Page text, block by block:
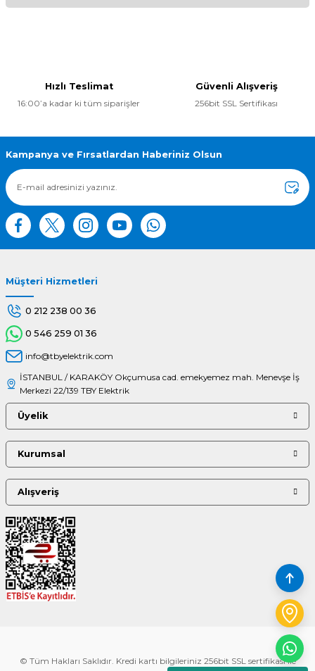
Ürün bilgilerinde hatalar bulunuyor.
Ürün fiyatı diğer sitelerden daha pahalı.
Bu ürüne benzer farklı alternatifler olmalı.
Hızlı Teslimat
16:00’a kadar ki tüm siparişler
Güvenli Alışveriş
256bit SSL Sertifikası
Kampanya ve Fırsatlardan Haberiniz Olsun
Müşteri Hizmetleri
0 212 238 00 36
0 546 259 01 36
info@tbyelektrik.com
İSTANBUL / KARAKÖY Okçumusa cad. emekyemez mah. Menevşe İş
Merkezi 22/139 TBY Elektrik
Üyelik
Kurumsal
Alışveriş
© Tüm Hakları Saklıdır. Kredi kartı bilgileriniz 256bit SSL sertifikası ile